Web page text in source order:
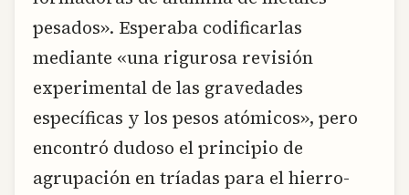
pesados». Esperaba codificarlas
mediante «una rigurosa revisión
experimental de las gravedades
específicas y los pesos atómicos», pero
encontró dudoso el principio de
agrupación en tríadas para el hierro-